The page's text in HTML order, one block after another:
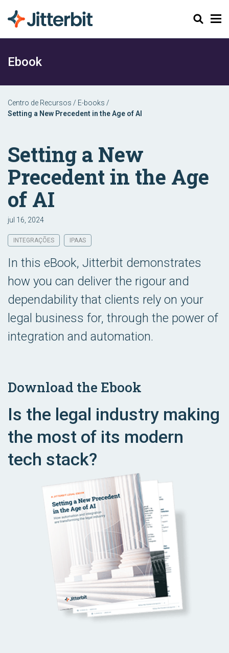
Pesquisar
Ebook
Centro de Recursos / E-books /
Setting a New Precedent in the Age of AI
Setting a New
Precedent in the Age
of AI
jul 16, 2024
INTEGRAÇÕES IPAAS
In this eBook, Jitterbit demonstrates
how you can deliver the rigour and
dependability that clients rely on your
legal business for, through the power of
integration and automation.
Is the legal industry making
the most of its modern
tech stack?
Download the Ebook